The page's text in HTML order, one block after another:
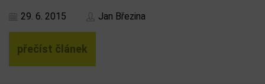
29. 6. 2015 Jan Březina
přečíst článek